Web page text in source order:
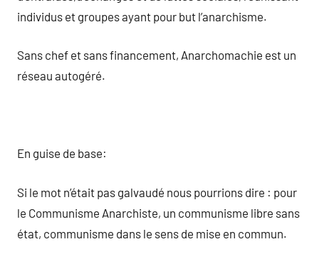
individus et groupes ayant pour but l’anarchisme.
Sans chef et sans financement, Anarchomachie est un
réseau autogéré.
En guise de base:
Si le mot n’était pas galvaudé nous pourrions dire : pour
le Communisme Anarchiste, un communisme libre sans
état, communisme dans le sens de mise en commun.